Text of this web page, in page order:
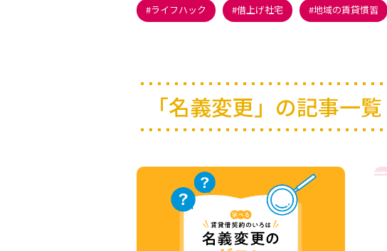
ライフハック 借上げ社宅 地域の賃貸慣習
「名義変更」の記事一覧